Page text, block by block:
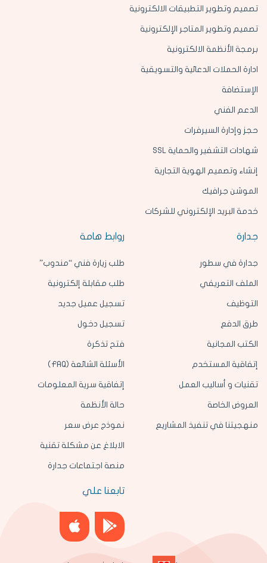
جدارة
جدارة في سطور
الملف التعريفي
التوظيف
طرق الدفع
الكتب المجانية
إتفاقية المستخدم
تقنيات و أساليب العمل
العروض الخاصة
منهجيتنا في تنفيذ المشاريع
تصميم وتطوير التطبيقات الالكترونية
تصميم وتطوير المتاجر الإلكترونية
برمجة الأنظمة الالكترونية
ادارة الحملات الدعائية والتسويقية
الإستضافة
الدعم الفني
حجز وإدارة السيرفرات
شهادات التشفير والحماية SSL
إنشاء وتصميم الهوية التجارية
الموشن جرافيك
خدمة البريد الإلكتروني للشركات
روابط هامة
طلب زيارة فني “مندوب”
طلب مقابلة إلكترونية
تسجيل عميل جديد
تسجيل دخول
فتح تذكرة
الأسئلة الشائعة (FAQ)
إتفاقية سرية المعلومات
حالة الأنظمة
نموذج عرض سعر
الابلاغ عن مشكلة تقنية
منصة اجتماعات جدارة
تابعنا علي